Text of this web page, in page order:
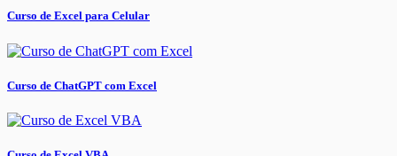
Curso de Excel para Celular
Curso de ChatGPT com Excel